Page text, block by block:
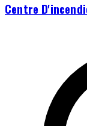
Centre